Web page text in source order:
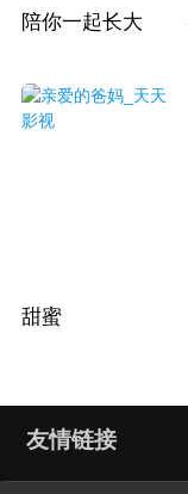
陪你一起长大
甜蜜
友情链接